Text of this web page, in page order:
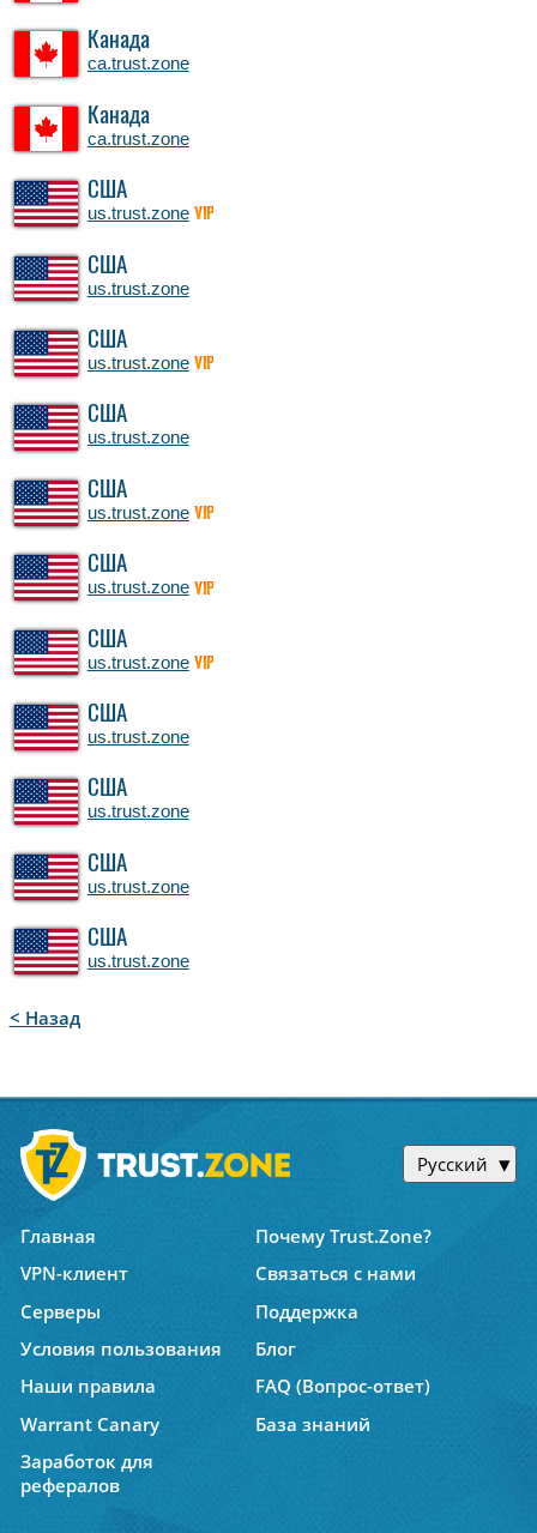
Канада
ca.trust.zone
Канада
ca.trust.zone
США
us.trust.zone VIP
США
us.trust.zone
США
us.trust.zone VIP
США
us.trust.zone
США
us.trust.zone VIP
США
us.trust.zone VIP
США
us.trust.zone VIP
США
us.trust.zone
США
us.trust.zone
США
us.trust.zone
США
us.trust.zone
< Назад
Русский
Главная
Почему Trust.Zone?
VPN-клиент
Связаться с нами
Серверы
Поддержка
Условия пользования
Блог
Наши правила
FAQ (Вопрос-ответ)
Warrant Canary
База знаний
Заработок для
рефералов